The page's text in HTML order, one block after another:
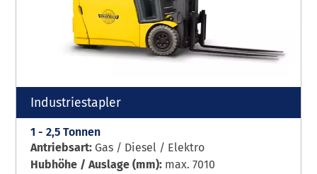
Industriestapler
1 - 2,5 Tonnen
Antriebsart: Gas / Diesel / Elektro
Hubhöhe / Auslage (mm): max. 7010